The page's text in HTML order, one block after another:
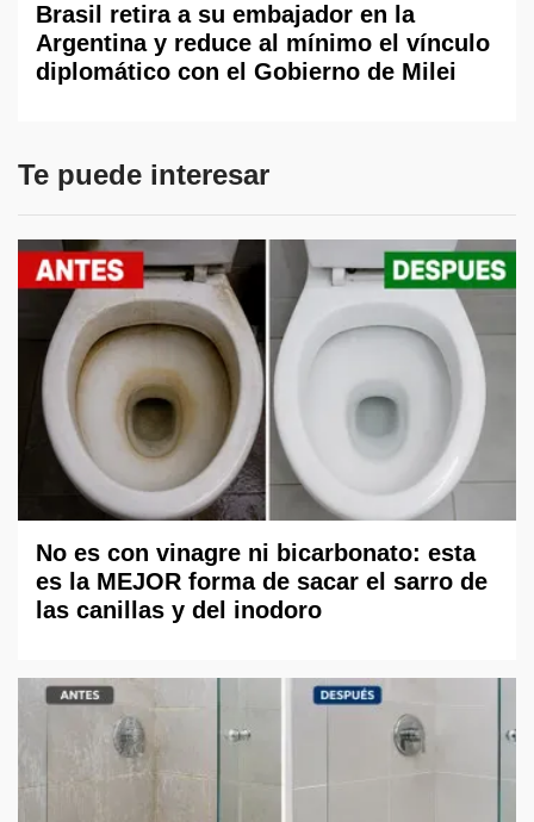
Brasil retira a su embajador en la
Argentina y reduce al mínimo el vínculo
diplomático con el Gobierno de Milei
Te puede interesar
No es con vinagre ni bicarbonato: esta
es la MEJOR forma de sacar el sarro de
las canillas y del inodoro